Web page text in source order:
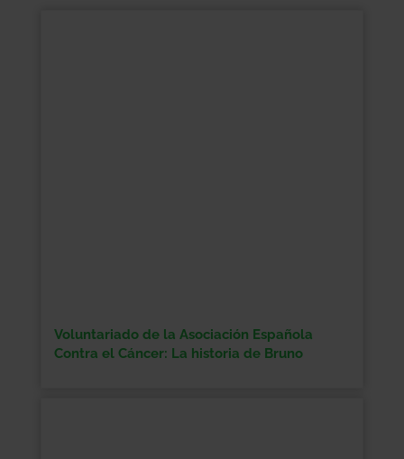
Voluntariado de la Asociación Española
Contra el Cáncer: La historia de Bruno